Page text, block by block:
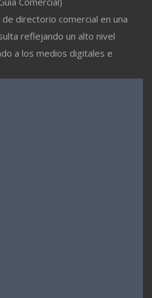
directorio comercial en una
reflejando un alto nivel
a los medios digitales e